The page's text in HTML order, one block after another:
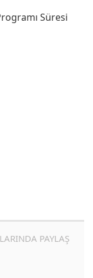
Süresi
PAYLAŞ